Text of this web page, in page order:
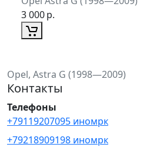
3 000р.
Opel, Astra G (1998—2009)
Контакты
Телефоны
+79119207095 иномрк
+79218909198 иномрк